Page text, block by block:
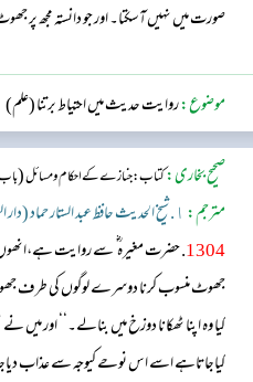
صورت میں نہیں آ سکتا۔ اور جو دانستہ مجھ پر
موضوع:روایت حدیث میں احتیاط برتنا (علم)
صحیح بخاری:کتاب: جنازے کے احکام و مسائل(
مترجم: ١. شیخ الحدیث حافظ عبد الستار حماد (دار السلام)
1304 . حضرت مغیرہ ؓ سے روایت
جھوٹ منسوب کرنا دوسرے لوگوں کی طرف
کیا وہ اپنا ٹھکانا دوزخ میں بنالے۔‘‘ اور
کیاجاتاہے اسے اس نوحے کیوجہ سے عذاب